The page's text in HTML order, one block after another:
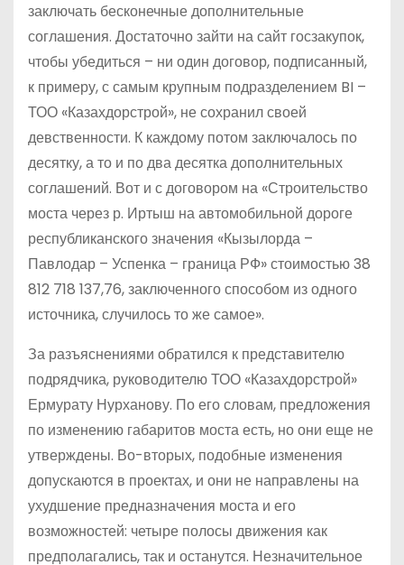
заключать бесконечные дополнительные
соглашения. Достаточно зайти на сайт госзакупок,
чтобы убедиться – ни один договор, подписанный,
к примеру, с самым крупным подразделением BI –
ТОО «Казахдорстрой», не сохранил своей
девственности. К каждому потом заключалось по
десятку, а то и по два десятка дополнительных
соглашений. Вот и с договором на «Строительство
моста через р. Иртыш на автомобильной дороге
республиканского значения «Кызылорда –
Павлодар – Успенка – граница РФ» стоимостью 38
812 718 137,76, заключенного способом из одного
источника, случилось то же самое».
За разъяснениями обратился к представителю
подрядчика, руководителю ТОО «Казахдорстрой»
Ермурату Нурханову. По его словам, предложения
по изменению габаритов моста есть, но они еще не
утверждены. Во-вторых, подобные изменения
допускаются в проектах, и они не направлены на
ухудшение предназначения моста и его
возможностей: четыре полосы движения как
предполагались, так и останутся. Незначительное